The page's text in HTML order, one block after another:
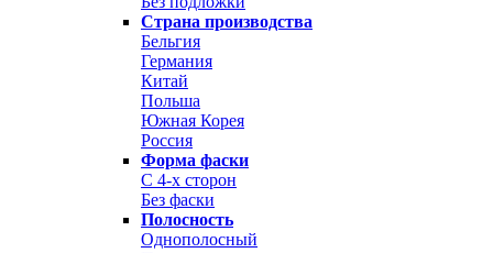
Страна производства
Бельгия
Германия
Китай
Польша
Южная Корея
Россия
Форма фаски
С 4-х сторон
Без фаски
Полосность
Однополосный